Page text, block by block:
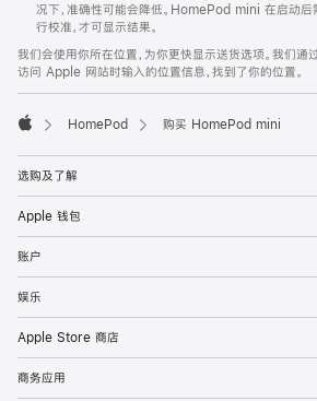
况下，准确性可能会降低。HomePod mini 在启动后
行校准，才可显示结果。
我们会使用你所在位置，为你更快显示送货选项。我们通
访问 Apple 网站时输入的位置信息，找到了你的位置。
HomePod 购买 HomePod mini
选购及了解
Apple 钱包
账户
娱乐
Apple Store 商店
商务应用